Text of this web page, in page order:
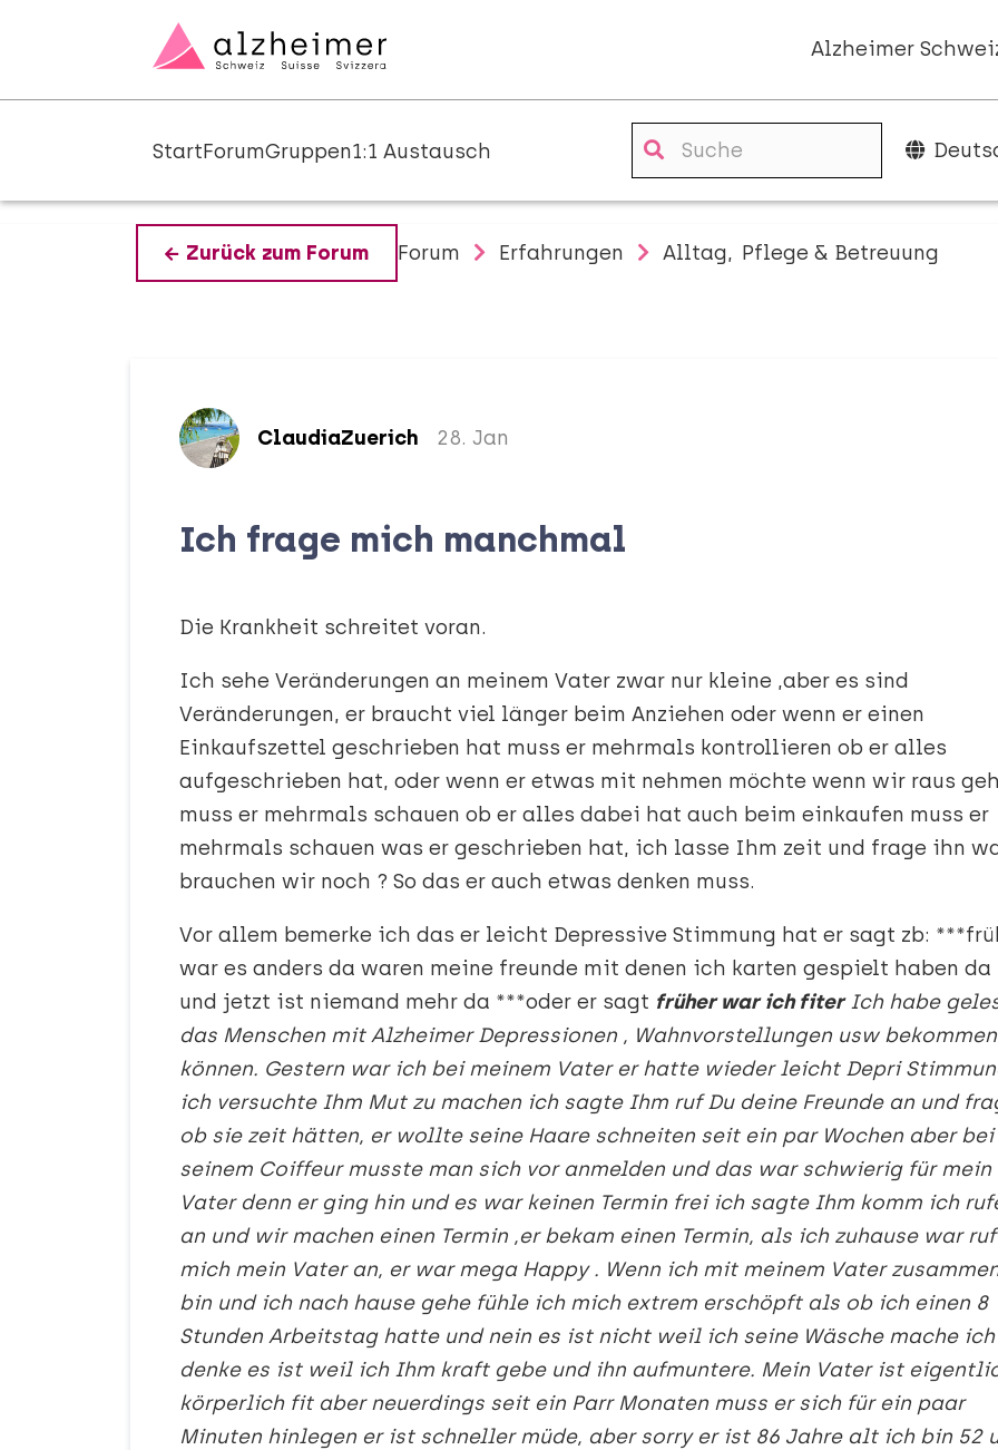
Alzheimer
StartForumGruppen1:1 Austausch
Zurück zum Forum Forum Erfahrungen Alltag Pflege & Betreuung
ClaudiaZuerich 28. Jan
Ich frage mich manchmal
Die Krankheit schreitet voran.
Ich sehe Veränderungen an meinem Vater zwar nur kleine ,aber es sind
Veränderungen, er braucht viel länger beim Anziehen oder wenn er einen
Einkaufszettel geschrieben hat muss er mehrmals kontrollieren ob er alles
aufgeschrieben hat, oder wenn er etwas mit nehmen möchte wenn wir raus
muss er mehrmals schauen ob er alles dabei hat auch beim einkaufen muss er
mehrmals schauen was er geschrieben hat, ich lasse Ihm zeit und frage ihn
brauchen wir noch ? So das er auch etwas denken muss.
Vor allem bemerke ich das er leicht Depressive Stimmung hat er sagt zb:
war es anders da waren meine freunde mit denen ich karten gespielt haben da
und jetzt ist niemand mehr da ***oder er sagt früher war ich fiter Ich habe
das Menschen mit Alzheimer Depressionen , Wahnvorstellungen usw bekommen
können. Gestern war ich bei meinem Vater er hatte wieder leicht Depri
ich versuchte Ihm Mut zu machen ich sagte Ihm ruf Du deine Freunde an und
ob sie zeit hätten, er wollte seine Haare schneiten seit ein par Wochen aber bei
seinem Coiffeur musste man sich vor anmelden und das war schwierig für mein
Vater denn er ging hin und es war keinen Termin frei ich sagte Ihm komm ich
an und wir machen einen Termin ,er bekam einen Termin, als ich zuhause war
mich mein Vater an, er war mega Happy . Wenn ich mit meinem Vater
bin und ich nach hause gehe fühle ich mich extrem erschöpft als ob ich einen 8
Stunden Arbeitstag hatte und nein es ist nicht weil ich seine Wäsche mache ich
denke es ist weil ich Ihm kraft gebe und ihn aufmuntere. Mein Vater ist
körperlich fit aber neuerdings seit ein Parr Monaten muss er sich für ein paar
Minuten hinlegen er ist schneller müde, aber sorry er ist 86 Jahre alt ich bin 52